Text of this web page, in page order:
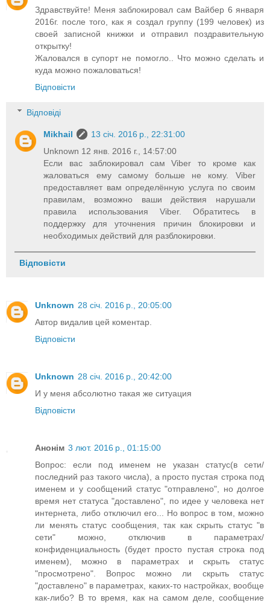
Здравствуйте! Меня заблокировал сам Вайбер 6 января
2016г. после того, как я создал группу (199 человек) из
своей записной книжки и отправил поздравительную
открытку!
Жаловался в супорт не помогло.. Что можно сделать и
куда можно пожаловаться!
Відповісти
Відповіді
Mikhail
13 січ. 2016 р., 22:31:00
Unknown 12 янв. 2016 г., 14:57:00
Если вас заблокировал сам Viber то кроме как
жаловаться ему самому больше не кому. Viber
предоставляет вам определённую услуга по своим
правилам, возможно ваши действия нарушали
правила использования Viber. Обратитесь в
поддержку для уточнения причин блокировки и
необходимых действий для разблокировки.
Відповісти
Unknown 28 січ. 2016 р., 20:05:00
Автор видалив цей коментар.
Відповісти
Unknown 28 січ. 2016 р., 20:42:00
И у меня абсолютно такая же ситуация
Відповісти
Анонім 3 лют. 2016 р., 01:15:00
Вопрос: если под именем не указан статус(в сети/
последний раз такого числа), а просто пустая строка под
именем и у сообщений статус "отправлено", но долгое
время нет статуса "доставлено", по идее у человека нет
интернета, либо отключил его... Но вопрос в том, можно
ли менять статус сообщения, так как скрыть статус "в
сети" можно, отключив в параметрах/
конфиденциальность (будет просто пустая строка под
именем), можно в параметрах и скрыть статус
"просмотрено". Вопрос можно ли скрыть статус
"доставлено" в параметрах, каких-то настройках, вообще
как-либо? В то время, как на самом деле, сообщение